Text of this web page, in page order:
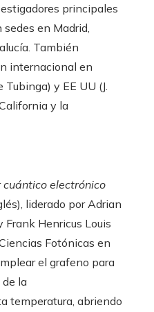
principales
en Madrid,
También
internacional en
y EE UU (J.
y la
cuántico electrónico
liderado por Adrian
Frank Henricus Louis
Fotónicas en
el grafeno para
la
temperatura, abriendo